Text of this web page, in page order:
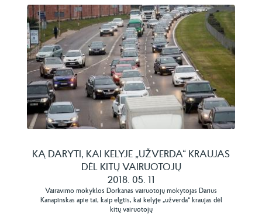
KĄ DARYTI, KAI KELYJE „UŽVERDA“ KRAUJAS
DĖL KITŲ VAIRUOTOJŲ
2018. 05. 11
Vairavimo mokyklos Dorkanas vairuotojų mokytojas Darius
Kanapinskas apie tai, kaip elgtis, kai kelyje „užverda“ kraujas dėl
kitų vairuotojų